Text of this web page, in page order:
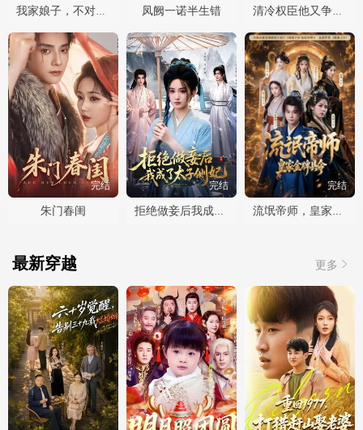
凤阙一诺半生错 清冷权臣他又争又抢
完结
朱门春闺
完结
拒绝做妾后我成了太子侧妃
完结
更多
最新穿越